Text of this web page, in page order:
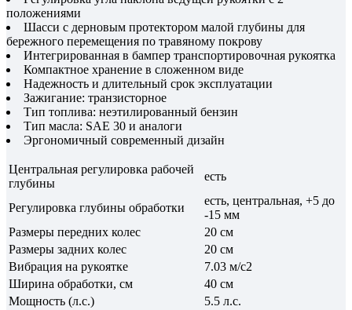
положениями
Шасси с дерновым протектором малой глубины для
бережного перемещения по травяному покрову
Интегрированная в бампер транспортировочная рукоятка
Компактное хранение в сложенном виде
Надежность и длительный срок эксплуатации
Зажигание: транзисторное
Тип топлива: неэтилированный бензин
Тип масла: SAE 30 и аналоги
Эргономичный современный дизайн
Центральная регулировка рабочей
глубины
есть
Регулировка глубины обработки
есть, центральная, +5 до
-15 мм
Размеры передних колес
20 см
Размеры задних колес
20 см
Вибрация на рукоятке
7.03 м/с2
Ширина обработки, см
40 см
Мощность (л.с.)
5.5 л.с.